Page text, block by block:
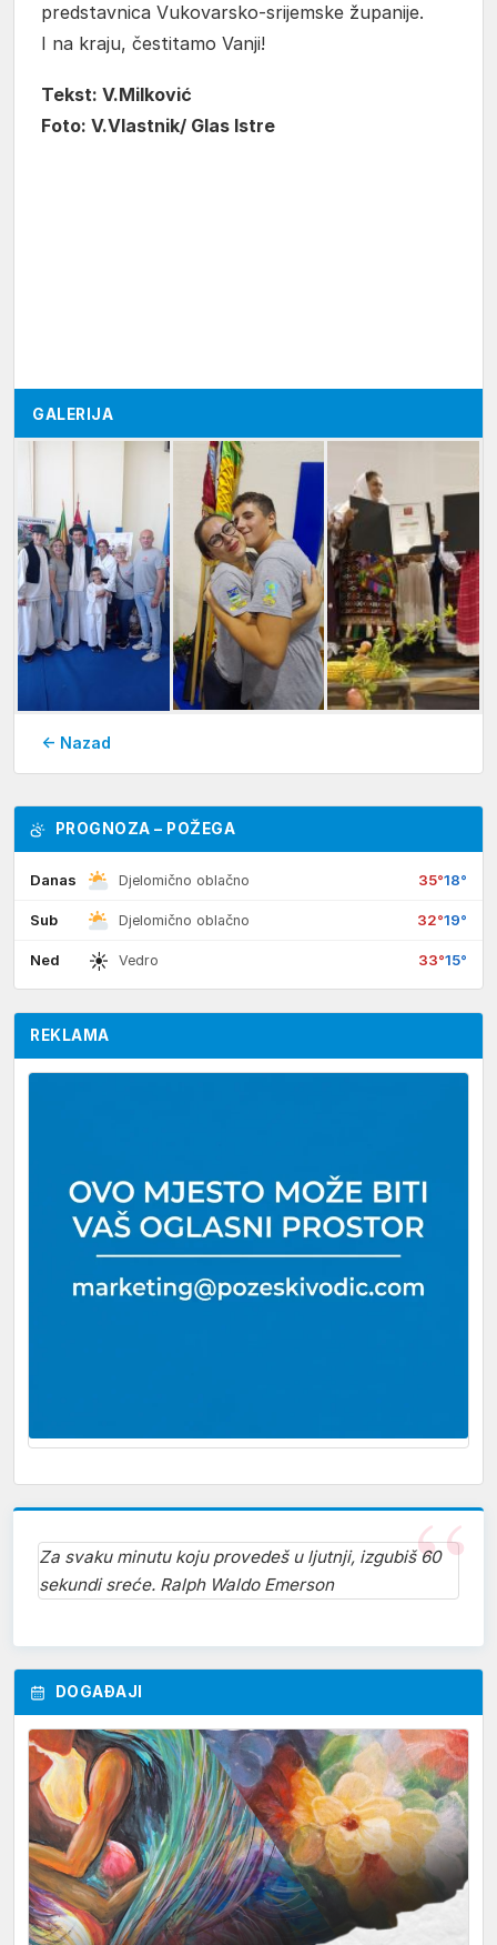
predstavnica Vukovarsko-srijemske županije.
I na kraju, čestitamo Vanji!
Tekst: V.Milković
Foto: V.Vlastnik/ Glas Istre
GALERIJA
← Nazad
PROGNOZA – POŽEGA
Danas Djelomično oblačno 35°18°
Sub Djelomično oblačno 32°19°
Ned ☀ Vedro 33°15°
REKLAMA
Za svaku minutu koju provedeš u ljutnji, izgubiš 60
sekundi sreće. Ralph Waldo Emerson
DOGAĐAJI